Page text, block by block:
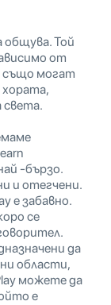
общува. Той
от
също могат
хората,
света.
-бързо.
и отегчени.
е забавно.
се
да
области,
можете да
е